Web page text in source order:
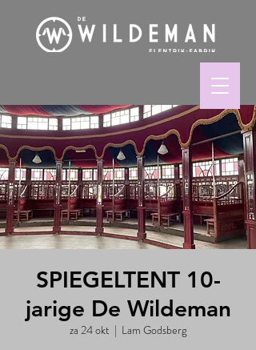
SPIEGELTENT 10-
jarige De Wildeman
za 24 okt
  |
Lam Godsberg